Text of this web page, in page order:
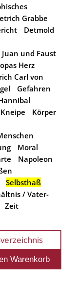
Grabbe
Detmold
Juan und Faust
Herz
Carl von
Gefahren
Kneipe
Körper
Moral
Napoleon
Selbsthaß
/ Vater-
Zeit